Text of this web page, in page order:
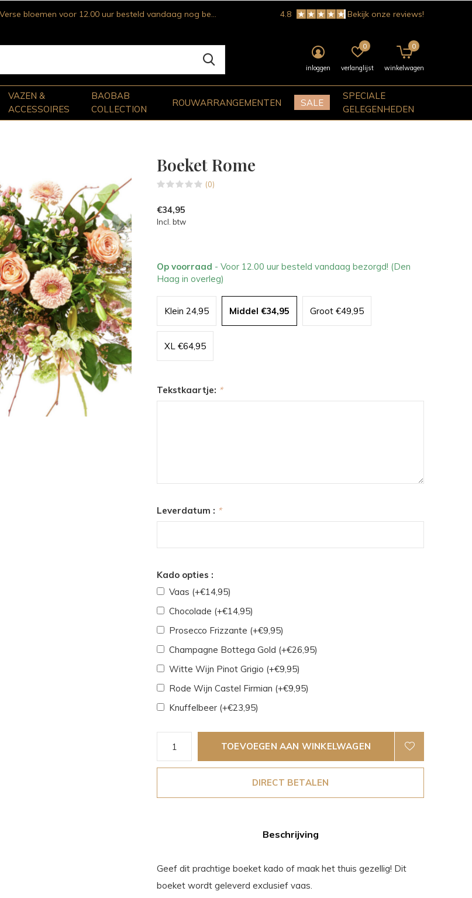
VAZEN &
ACCESSOIRES
BAOBAB
COLLECTION
ROUWARRANGEMENTEN SALE
SPECIALE
GELEGENHEDEN
inloggen verlanglijst
0
winkelwagen
0
Verse bloemen voor 12.00 uur besteld vandaag nog bezorgd! 4.8 Bekijk onze reviews!
Boeket Rome
(0)
€34,95
Incl. btw
Op voorraad - Voor 12.00 uur besteld vandaag bezorgd! (Den
Haag in overleg)
Klein 24,95 Middel €34,95 Groot €49,95
XL €64,95
Tekstkaartje: *
Leverdatum : *
Kado opties :
Vaas (+€14,95)
Chocolade (+€14,95)
Prosecco Frizzante (+€9,95)
Champagne Bottega Gold (+€26,95)
Witte Wijn Pinot Grigio (+€9,95)
Rode Wijn Castel Firmian (+€9,95)
Knuffelbeer (+€23,95)
TOEVOEGEN AAN WINKELWAGEN
DIRECT BETALEN
Beschrijving
Geef dit prachtige boeket kado of maak het thuis gezellig! Dit
boeket wordt geleverd exclusief vaas.